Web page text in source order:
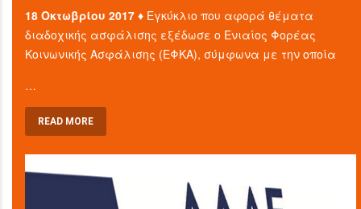
18 Οκτωβρίου 2017 ♦ Εγκύκλιο που αφορά θέματα
διαδοχικής ασφάλισης εξέδωσε ο Ενιαίος Φορέας
Κοινωνικής Ασφάλισης (ΕΦΚΑ), σύμφωνα με την οποία
…
READ MORE